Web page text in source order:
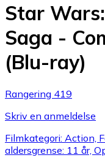
Star
Saga -
(Blu-ray)
Rangering 419
Skriv en anmeldelse
Filmkategori: Action,
aldersgrense: 11 år,